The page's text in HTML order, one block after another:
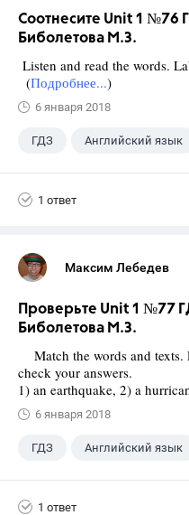
Соотнесите Unit 1 №76
Биболетова М.З.
Listen and read the words.
(Подробнее...)
6 января 2018
ГДЗ Английский язык
1 ответ
Максим Лебедев
Проверьте Unit 1 №77
Биболетова М.З.
Match the words and texts.
check your answers.
1) an earthquake, 2) a
6 января 2018
ГДЗ Английский язык
1 ответ